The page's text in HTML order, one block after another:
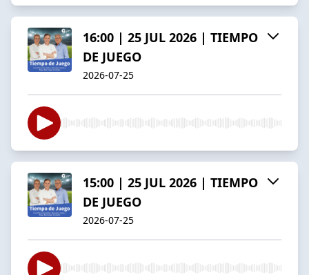
16:00 | 25 JUL 2026 | TIEMPO
DE JUEGO
2026-07-25
15:00 | 25 JUL 2026 | TIEMPO
DE JUEGO
2026-07-25